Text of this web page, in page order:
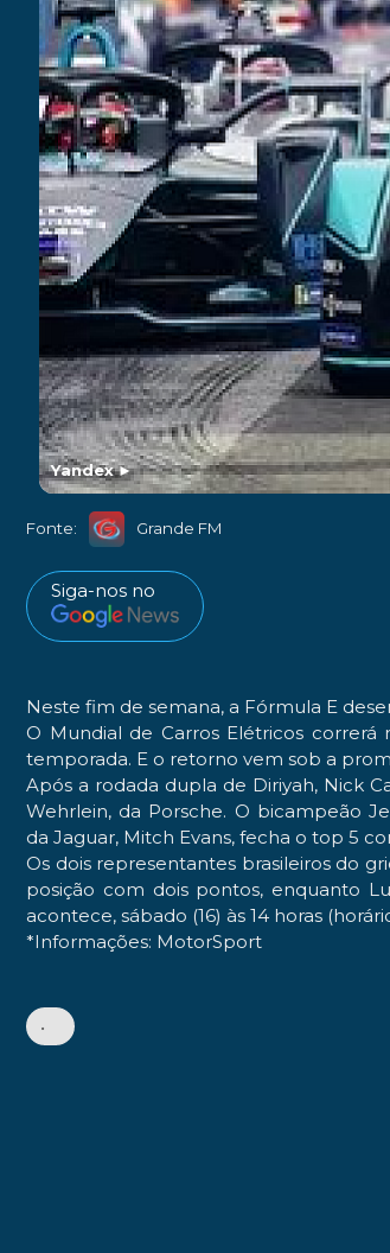
Yandex►
Fonte: Grande FM
Siga-nos no
Neste fim de semana, a Fórmula E
O Mundial de Carros Elétricos
temporada. E o retorno vem sob a
Após a rodada dupla de Diriyah, Nick
Wehrlein, da Porsche. O bicampeão
da Jaguar, Mitch Evans, fecha o top 5
Os dois representantes brasileiros do
posição com dois pontos, enquanto
acontece, sábado (16) às 14 horas
*Informações: MotorSport
•